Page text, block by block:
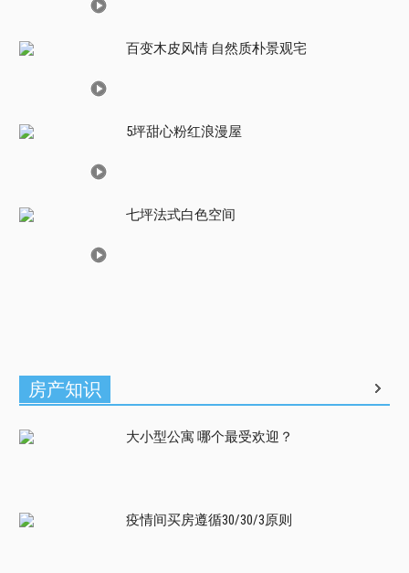
百变木皮风情 自然质朴景观宅
5坪甜心粉红浪漫屋
七坪法式白色空间
房产知识
大小型公寓 哪个最受欢迎？
疫情间买房遵循30/30/3原则